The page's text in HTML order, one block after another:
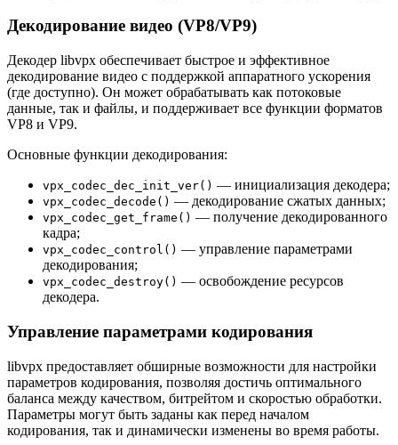
Декодирование видео (VP8/VP9)
Декодер libvpx обеспечивает быстрое и эффективное
декодирование видео с поддержкой аппаратного ускорения
(где доступно). Он может обрабатывать как потоковые
данные, так и файлы, и поддерживает все функции форматов
VP8 и VP9.
Основные функции декодирования:
vpx_codec_dec_init_ver() — инициализация декодера;
vpx_codec_decode() — декодирование сжатых данных;
vpx_codec_get_frame() — получение декодированного
кадра;
vpx_codec_control() — управление параметрами
декодирования;
vpx_codec_destroy() — освобождение ресурсов
декодера.
Управление параметрами кодирования
libvpx предоставляет обширные возможности для настройки
параметров кодирования, позволяя достичь оптимального
баланса между качеством, битрейтом и скоростью обработки.
Параметры могут быть заданы как перед началом
кодирования, так и динамически изменены во время работы.